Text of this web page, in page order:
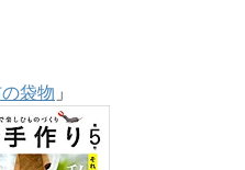
袋物 」